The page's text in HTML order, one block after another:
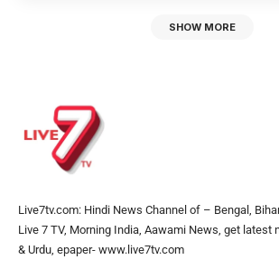
SHOW MORE
Live7tv.com: Hindi News Channel of – Bengal,
Live 7 TV, Morning India, Aawami News, get latest
& Urdu, epaper- www.live7tv.com